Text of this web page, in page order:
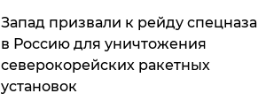
Запад призвали к рейду спецназа
в Россию для уничтожения
северокорейских ракетных
установок